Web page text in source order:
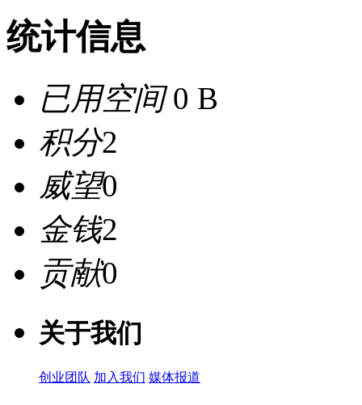
统计信息
已用空间0 B
积分2
威望0
金钱2
贡献0
关于我们
创业团队 加入我们 媒体报道